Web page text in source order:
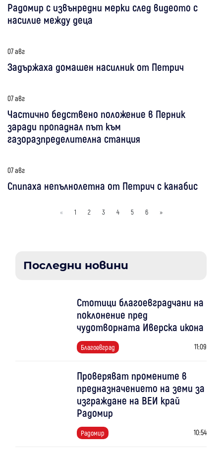
Радомир с извънредни мерки след видеото с
насилие между деца
07 авг
Задържаха домашен насилник от Петрич
07 авг
Частично бедствено положение в Перник
заради пропаднал път към
газоразпределителна станция
07 авг
Спипаха непълнолетна от Петрич с канабис
« 1 2 3 4 5 6 »
Последни новини
Стотици благоевградчани на
поклонение пред
чудотворната Иверска икона
Благоевград 11:09
Проверяват промените в
предназначението на земи за
изграждане на ВЕИ край
Радомир
Радомир 10:54